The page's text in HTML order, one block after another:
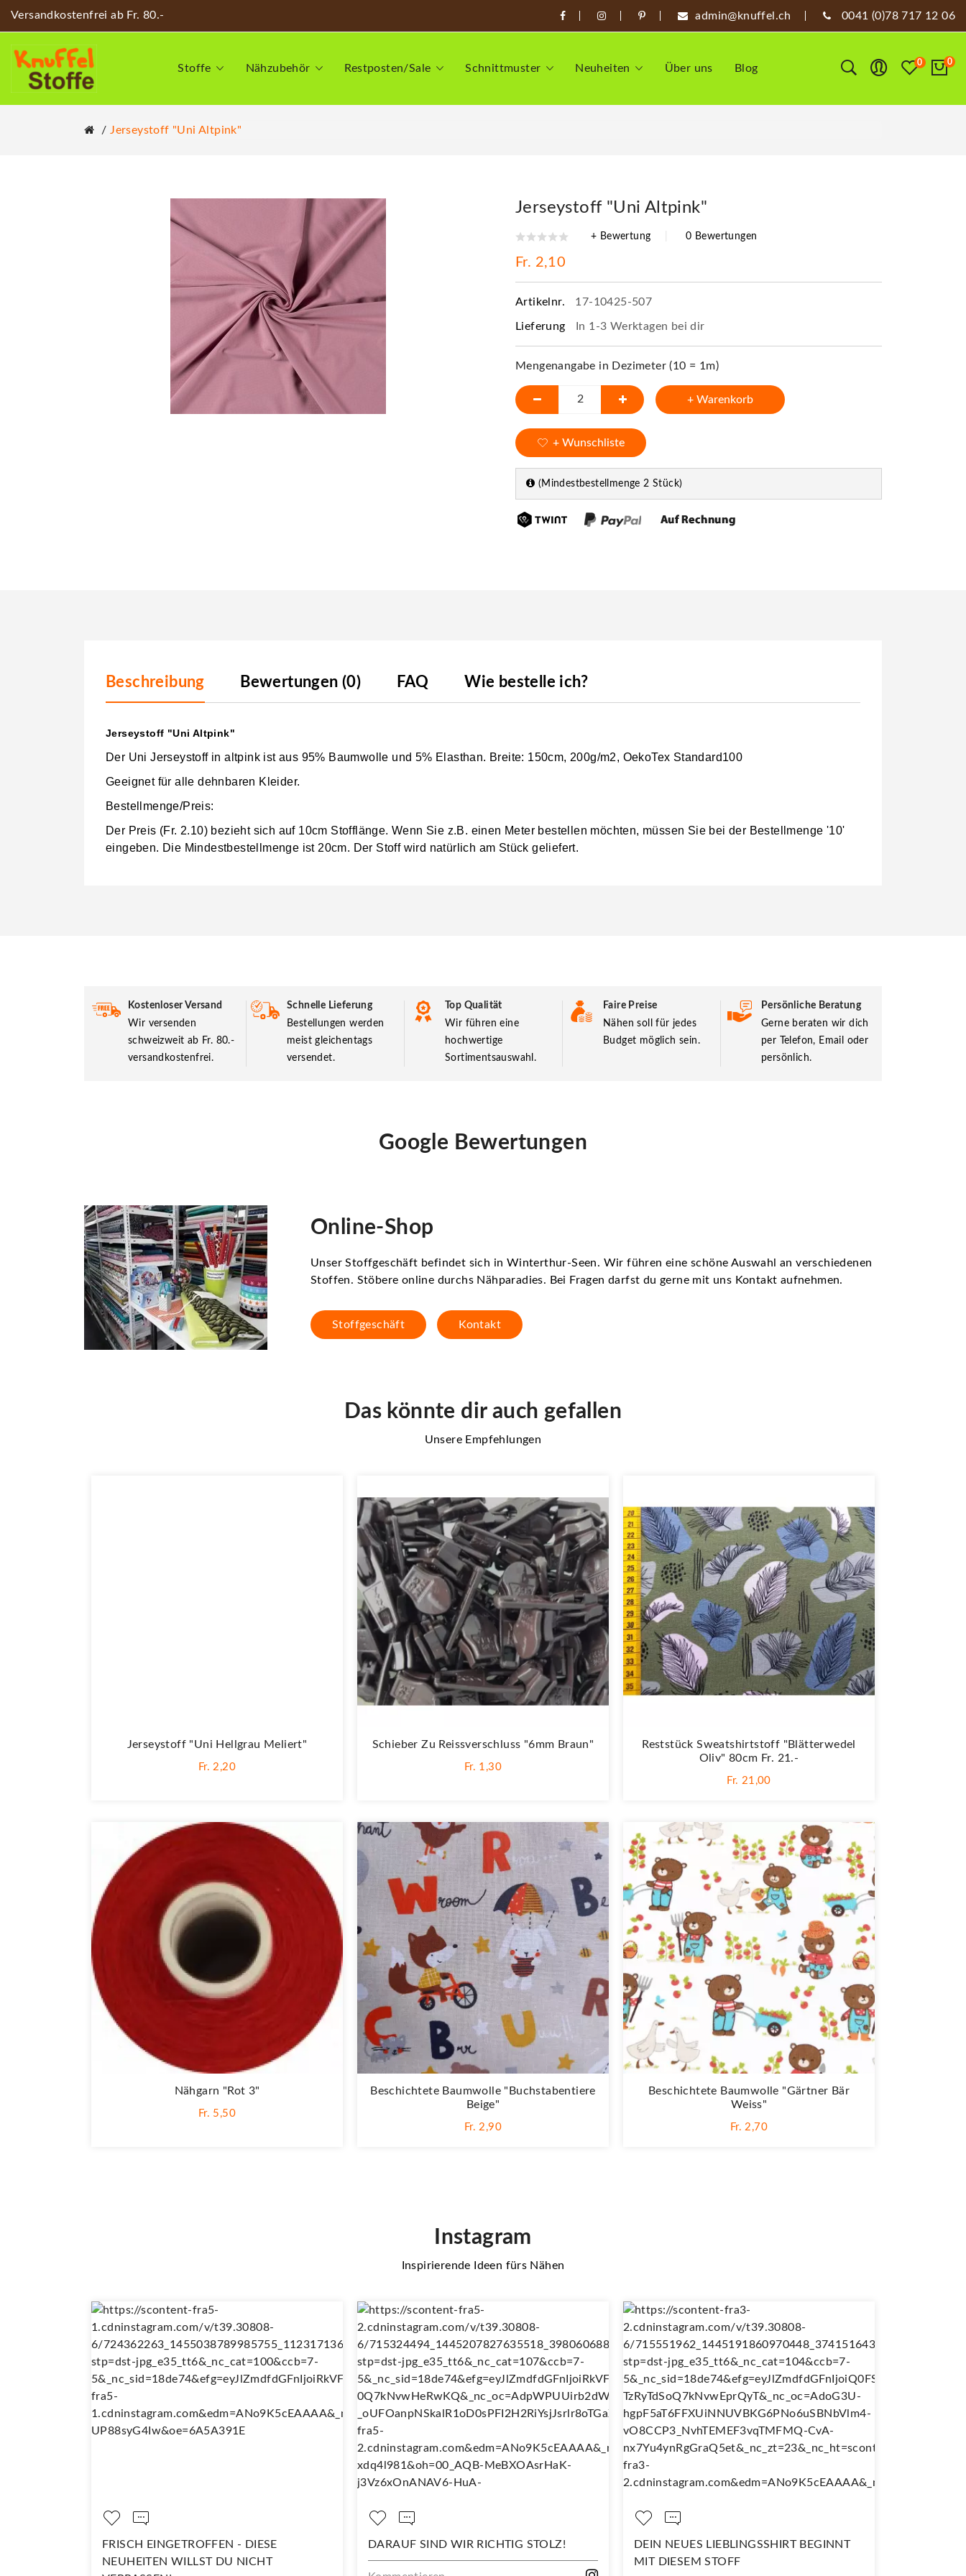
Versandkostenfrei ab Fr. 80.- admin@knuffel.ch 0041 (0)78 717 12 06
Stoffe Nähzubehör Restposten/Sale Schnittmuster Neuheiten Über uns Blog 0 0
Jerseystoff "Uni Altpink"
Jerseystoff "Uni Altpink"
+ Bewertung 0 Bewertungen
Fr. 2,10
Artikelnr. 17-10425-507
Lieferung In 1-3 Werktagen bei dir
Mengenangabe in Dezimeter (10 = 1m)
+ Warenkorb
+ Wunschliste
(Mindestbestellmenge 2 Stück)
Beschreibung Bewertungen (0) FAQ Wie bestelle ich?
Jerseystoff "Uni Altpink"
Der Uni Jerseystoff in altpink ist aus 95% Baumwolle und 5% Elasthan. Breite: 150cm, 200g/m2, OekoTex Standard100
Geeignet für alle dehnbaren Kleider.
Bestellmenge/Preis:
Der Preis (Fr. 2.10) bezieht sich auf 10cm Stofflänge. Wenn Sie z.B. einen Meter bestellen möchten, müssen Sie bei der Bestellmenge '10'
eingeben. Die Mindestbestellmenge ist 20cm. Der Stoff wird natürlich am Stück geliefert.
Kostenloser Versand
Wir versenden
schweizweit ab Fr. 80.-
versandkostenfrei.
Schnelle Lieferung
Bestellungen werden
meist gleichentags
versendet.
Top Qualität
Wir führen eine
hochwertige
Sortimentsauswahl.
Faire Preise
Nähen soll für jedes
Budget möglich sein.
Persönliche Beratung
Gerne beraten wir dich
per Telefon, Email oder
persönlich.
Google Bewertungen
Online-Shop
Unser Stoffgeschäft befindet sich in Winterthur-Seen. Wir führen eine schöne Auswahl an verschiedenen
Stoffen. Stöbere online durchs Nähparadies. Bei Fragen darfst du gerne mit uns Kontakt aufnehmen.
Stoffgeschäft Kontakt
Das könnte dir auch gefallen
Unsere Empfehlungen
Jerseystoff "Uni Hellgrau Meliert"
Fr. 2,20
Nähgarn "rot 3"
Fr. 5,50
Schieber Zu Reissverschluss "6mm Braun"
Fr. 1,30
Beschichtete Baumwolle "Buchstabentiere
Beige"
Fr. 2,90
Reststück Sweatshirtstoff "Blätterwedel
Oliv" 80cm Fr. 21.-
Fr. 21,00
Beschichtete Baumwolle "Gärtner Bär
Weiss"
Fr. 2,70
Instagram
Inspirierende Ideen fürs Nähen
DARAUF SIND WIR RICHTIG STOLZ!
DEIN NEUES LIEBLINGSSHIRT BEGINNT
MIT DIESEM STOFF
NÄH DIR DEINEN EIGENEN
WANDERJUPE!